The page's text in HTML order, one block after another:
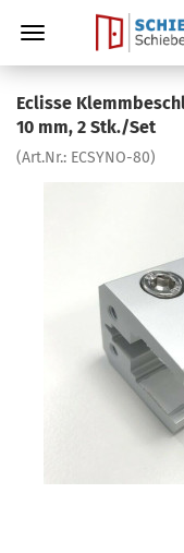
Eclisse
10 mm, 2 Stk./Set
(Art.Nr.: ECSYNO-80)